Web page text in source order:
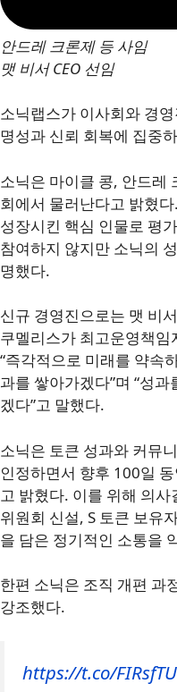
안드레 크론제 등 사임
맷 비서 CEO 선임
소닉랩스가 이사회와 경
명성과 신뢰 회복에 집중
소닉은 마이클 콩, 안드레
회에서 물러난다고 밝혔
성장시킨 핵심 인물로 평
참여하지 않지만 소닉의
명했다.
신규 경영진으로는 맷 비
쿠멜리스가 최고운영책임
“즉각적으로 미래를 약속
과를 쌓아가겠다”며 “성
겠다”고 말했다.
소닉은 토큰 성과와 커뮤
인정하면서 향후 100일
고 밝혔다. 이를 위해 의사
위원회 신설, S 토큰 보유
을 담은 정기적인 소통을
한편 소닉은 조직 개편 과
강조했다.
https://t.co/